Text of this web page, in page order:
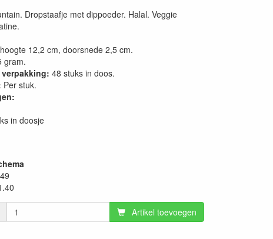
Dropstaafje met dippoeder. Halal. Veggie
hoogte 12,2 cm, doorsnede 2,5 cm.
gram.
48 stuks in doos.
Per stuk.
in doosje
Artikel toevoegen